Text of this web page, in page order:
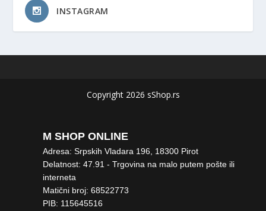
INSTAGRAM
Copyright 2026 sShop.rs
M SHOP ONLINE
Adresa: Srpskih Vladara 196, 18300 Pirot
Delatnost: 47.91 - Trgovina na malo putem pošte ili
interneta
Matični broj: 68522773
PIB: 115645516